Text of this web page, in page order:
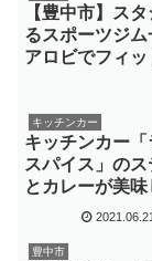
【豊中市】ス
るスポーツジ
アロビでフィッ
キッチンカー
キッチンカー
スパイス」の
とカレーが美味
2021.06.21
豊中市